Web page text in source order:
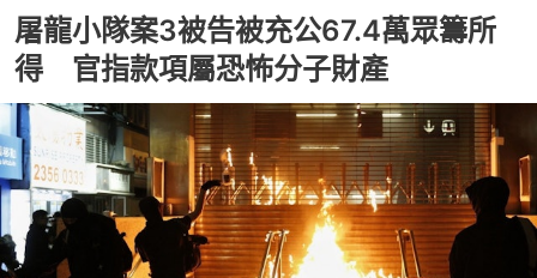
屠龍小隊案3被告被充公67.4萬眾籌所
得 官指款項屬恐怖分子財產